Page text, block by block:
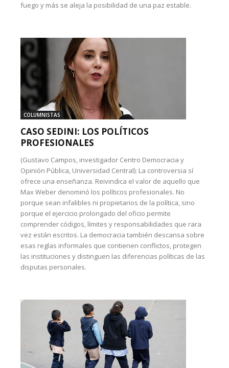
fuego y más se aleja la posibilidad de una paz estable.
COLUMNISTAS
CASO SEDINI: LOS POLÍTICOS
PROFESIONALES
(Gustavo Campos, investigador Centro Democracia y
Opinión Pública, Universidad Central): La controversia sí
ofrece una enseñanza. Reivindica el valor de aquello que
Max Weber denominó los políticos profesionales. No
porque sean infalibles ni propietarios de la política, sino
porque el ejercicio prolongado del oficio permite
comprender códigos, límites y responsabilidades que rara
vez están escritos. La democracia también descansa sobre
esas reglas informales que contienen conflictos, protegen
las instituciones y distinguen las diferencias políticas de las
disputas personales.